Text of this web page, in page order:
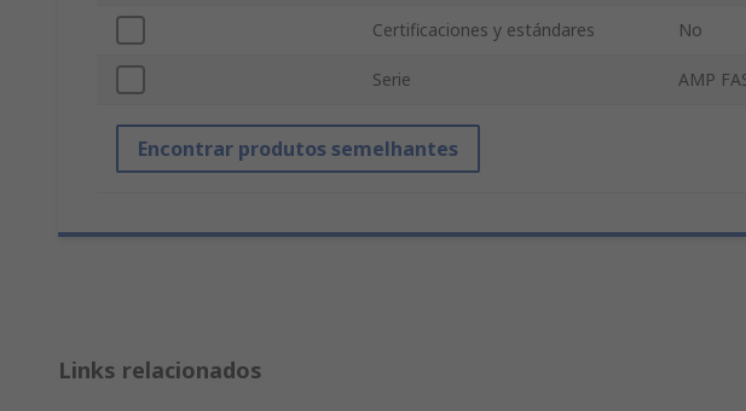
Certificaciones y estándares No
Serie AMP
Encontrar produtos semelhantes
Links relacionados